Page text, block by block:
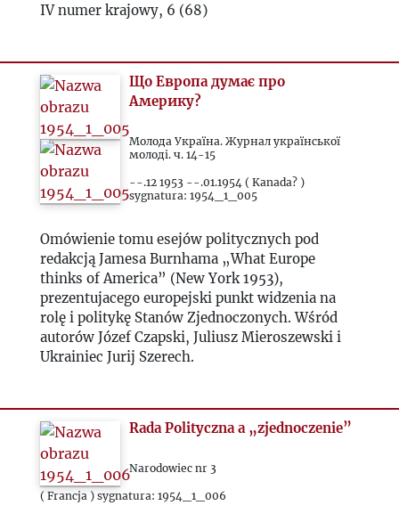
1977
1982
1984
IV numer krajowy, 6 (68)
Що Европа думає про
Америку?
Молода Україна. Журнал української
молоді. ч. 14-15
--.12 1953 --.01.1954 ( Kanada? )
sygnatura: 1954_1_005
Omówienie tomu esejów politycznych pod
redakcją Jamesa Burnhama „What Europe
thinks of America” (New York 1953),
prezentujacego europejski punkt widzenia na
rolę i politykę Stanów Zjednoczonych. Wśród
autorów Józef Czapski, Juliusz Mieroszewski i
Ukrainiec Jurij Szerech.
Rada Polityczna a „zjednoczenie”
Narodowiec nr 3
( Francja ) sygnatura: 1954_1_006